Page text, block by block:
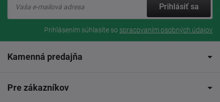
Prihlásiť sa
Prihlásením súhlasíte so spracovaním osobných údajov
Kamenná predajňa
Pre zákazníkov